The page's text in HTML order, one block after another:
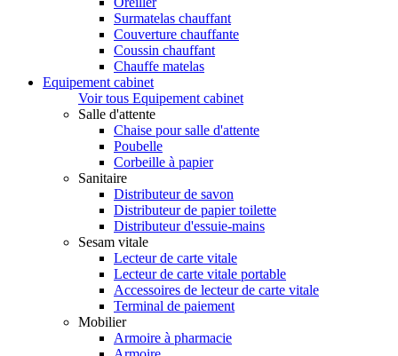
Surmatelas chauffant
Couverture chauffante
Coussin chauffant
Chauffe matelas
Equipement cabinet
Voir tous Equipement cabinet
Salle d'attente
Chaise pour salle d'attente
Poubelle
Corbeille à papier
Sanitaire
Distributeur de savon
Distributeur de papier toilette
Distributeur d'essuie-mains
Sesam vitale
Lecteur de carte vitale
Lecteur de carte vitale portable
Accessoires de lecteur de carte vitale
Terminal de paiement
Mobilier
Armoire à pharmacie